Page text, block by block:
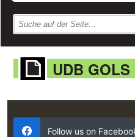
UDB GOLS
Follow us on